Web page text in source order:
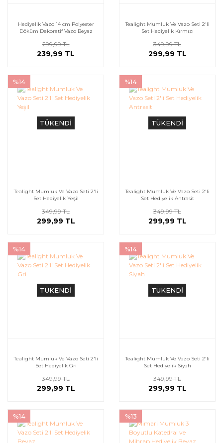
Hediyelik Vazo 14 cm Polyester
Döküm Dekoratif Vazo Beyaz
299,99 TL
239,99 TL
Tealight Mumluk Ve Vazo Seti 2'li
Set Hediyelik Kırmızı
349,99 TL
299,99 TL
TÜKENDİ
%14
Tealight Mumluk Ve Vazo Seti 2'li
Set Hediyelik Yeşil
349,99 TL
299,99 TL
TÜKENDİ
%14
Tealight Mumluk Ve Vazo Seti 2'li
Set Hediyelik Antrasit
349,99 TL
299,99 TL
TÜKENDİ
%14
Tealight Mumluk Ve Vazo Seti 2'li
Set Hediyelik Gri
349,99 TL
299,99 TL
TÜKENDİ
%14
Tealight Mumluk Ve Vazo Seti 2'li
Set Hediyelik Siyah
349,99 TL
299,99 TL
%14 %13